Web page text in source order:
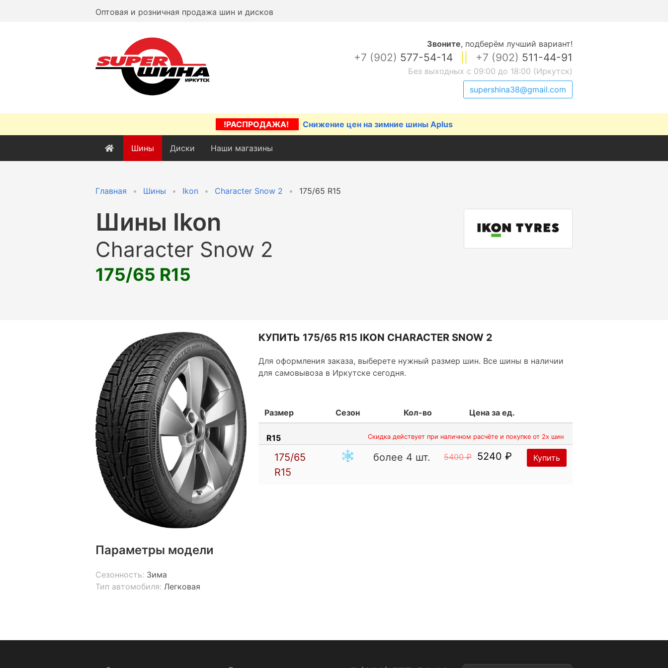
Оптовая и розничная продажа шин и дисков
Звоните, подберём лучший вариант!
+7 (902) 577-54-14 +7 (902) 511-44-91
Без выходных с 09:00 до 18:00 (Иркутск)
supershina38@gmail.com
!РАСПРОДАЖА! Снижение цен на зимние шины Aplus
Шины Диски Наши магазины
Главная Шины Ikon Character Snow 2 175/65 R15
Шины Ikon
Character Snow 2
175/65 R15
Параметры модели
Сезонность: Зима
Тип автомобиля: Легковая
КУПИТЬ 175/65 R15 IKON CHARACTER SNOW 2
Для оформления заказа, выберете нужный размер шин. Все шины в наличии
для самовывоза в Иркутске сегодня.
Размер Сезон Кол-во Цена за ед.
R15 Скидка действует при наличном расчёте и покупке от 2х шин
175/65
R15
более 4 шт. 5400 ₽ 5240 ₽ Купить